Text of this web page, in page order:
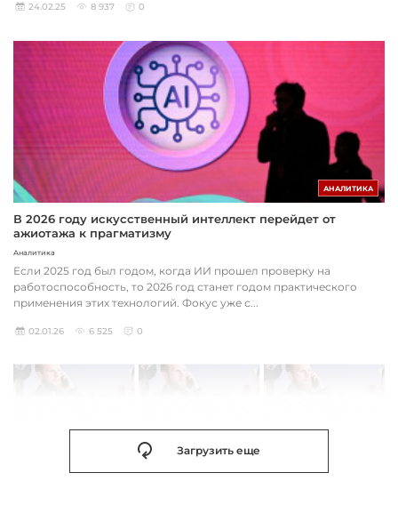
24.02.25 8 937 0
АНАЛИТИКА
В 2026 году искусственный интеллект перейдет от
ажиотажа к прагматизму
Аналитика
Если 2025 год был годом, когда ИИ прошел проверку на
работоспособность, то 2026 год станет годом практического
применения этих технологий. Фокус уже с...
02.01.26 6 525 0
Загрузить еще